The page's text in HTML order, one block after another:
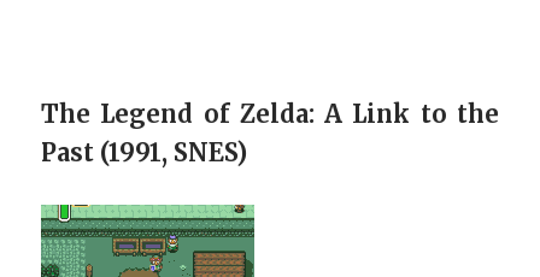
The Legend of Zelda: A Link to the
Past (1991, SNES)